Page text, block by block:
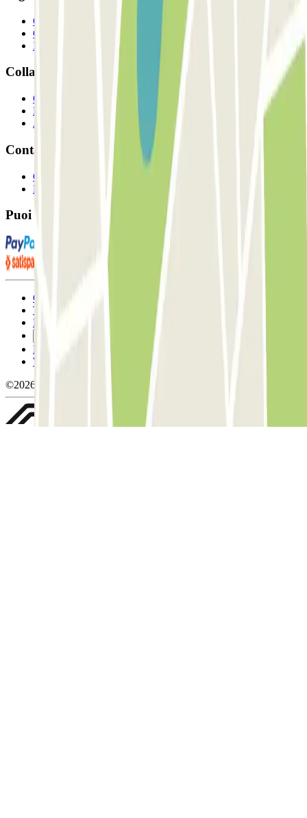
Chi siamo
Come funziona?
I Nostri Parcheggi
Collaboriamo?
Collaboratori
Proprietari di parcheggio
Affiliati
Contatto
Contattaci
FAQ
Puoi utilizzare questi metodi di pagamento:
Condizioni contrattuali e di utilizzo
Termini di cancellazione
Politica sui cookies
Politica sulla privacy
Whistleblowing
©2026 Parclick. Tutti i diritti riservati